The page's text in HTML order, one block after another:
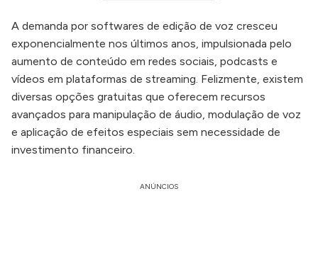
A demanda por softwares de edição de voz cresceu
exponencialmente nos últimos anos, impulsionada pelo
aumento de conteúdo em redes sociais, podcasts e
vídeos em plataformas de streaming. Felizmente, existem
diversas opções gratuitas que oferecem recursos
avançados para manipulação de áudio, modulação de voz
e aplicação de efeitos especiais sem necessidade de
investimento financeiro.
ANÚNCIOS